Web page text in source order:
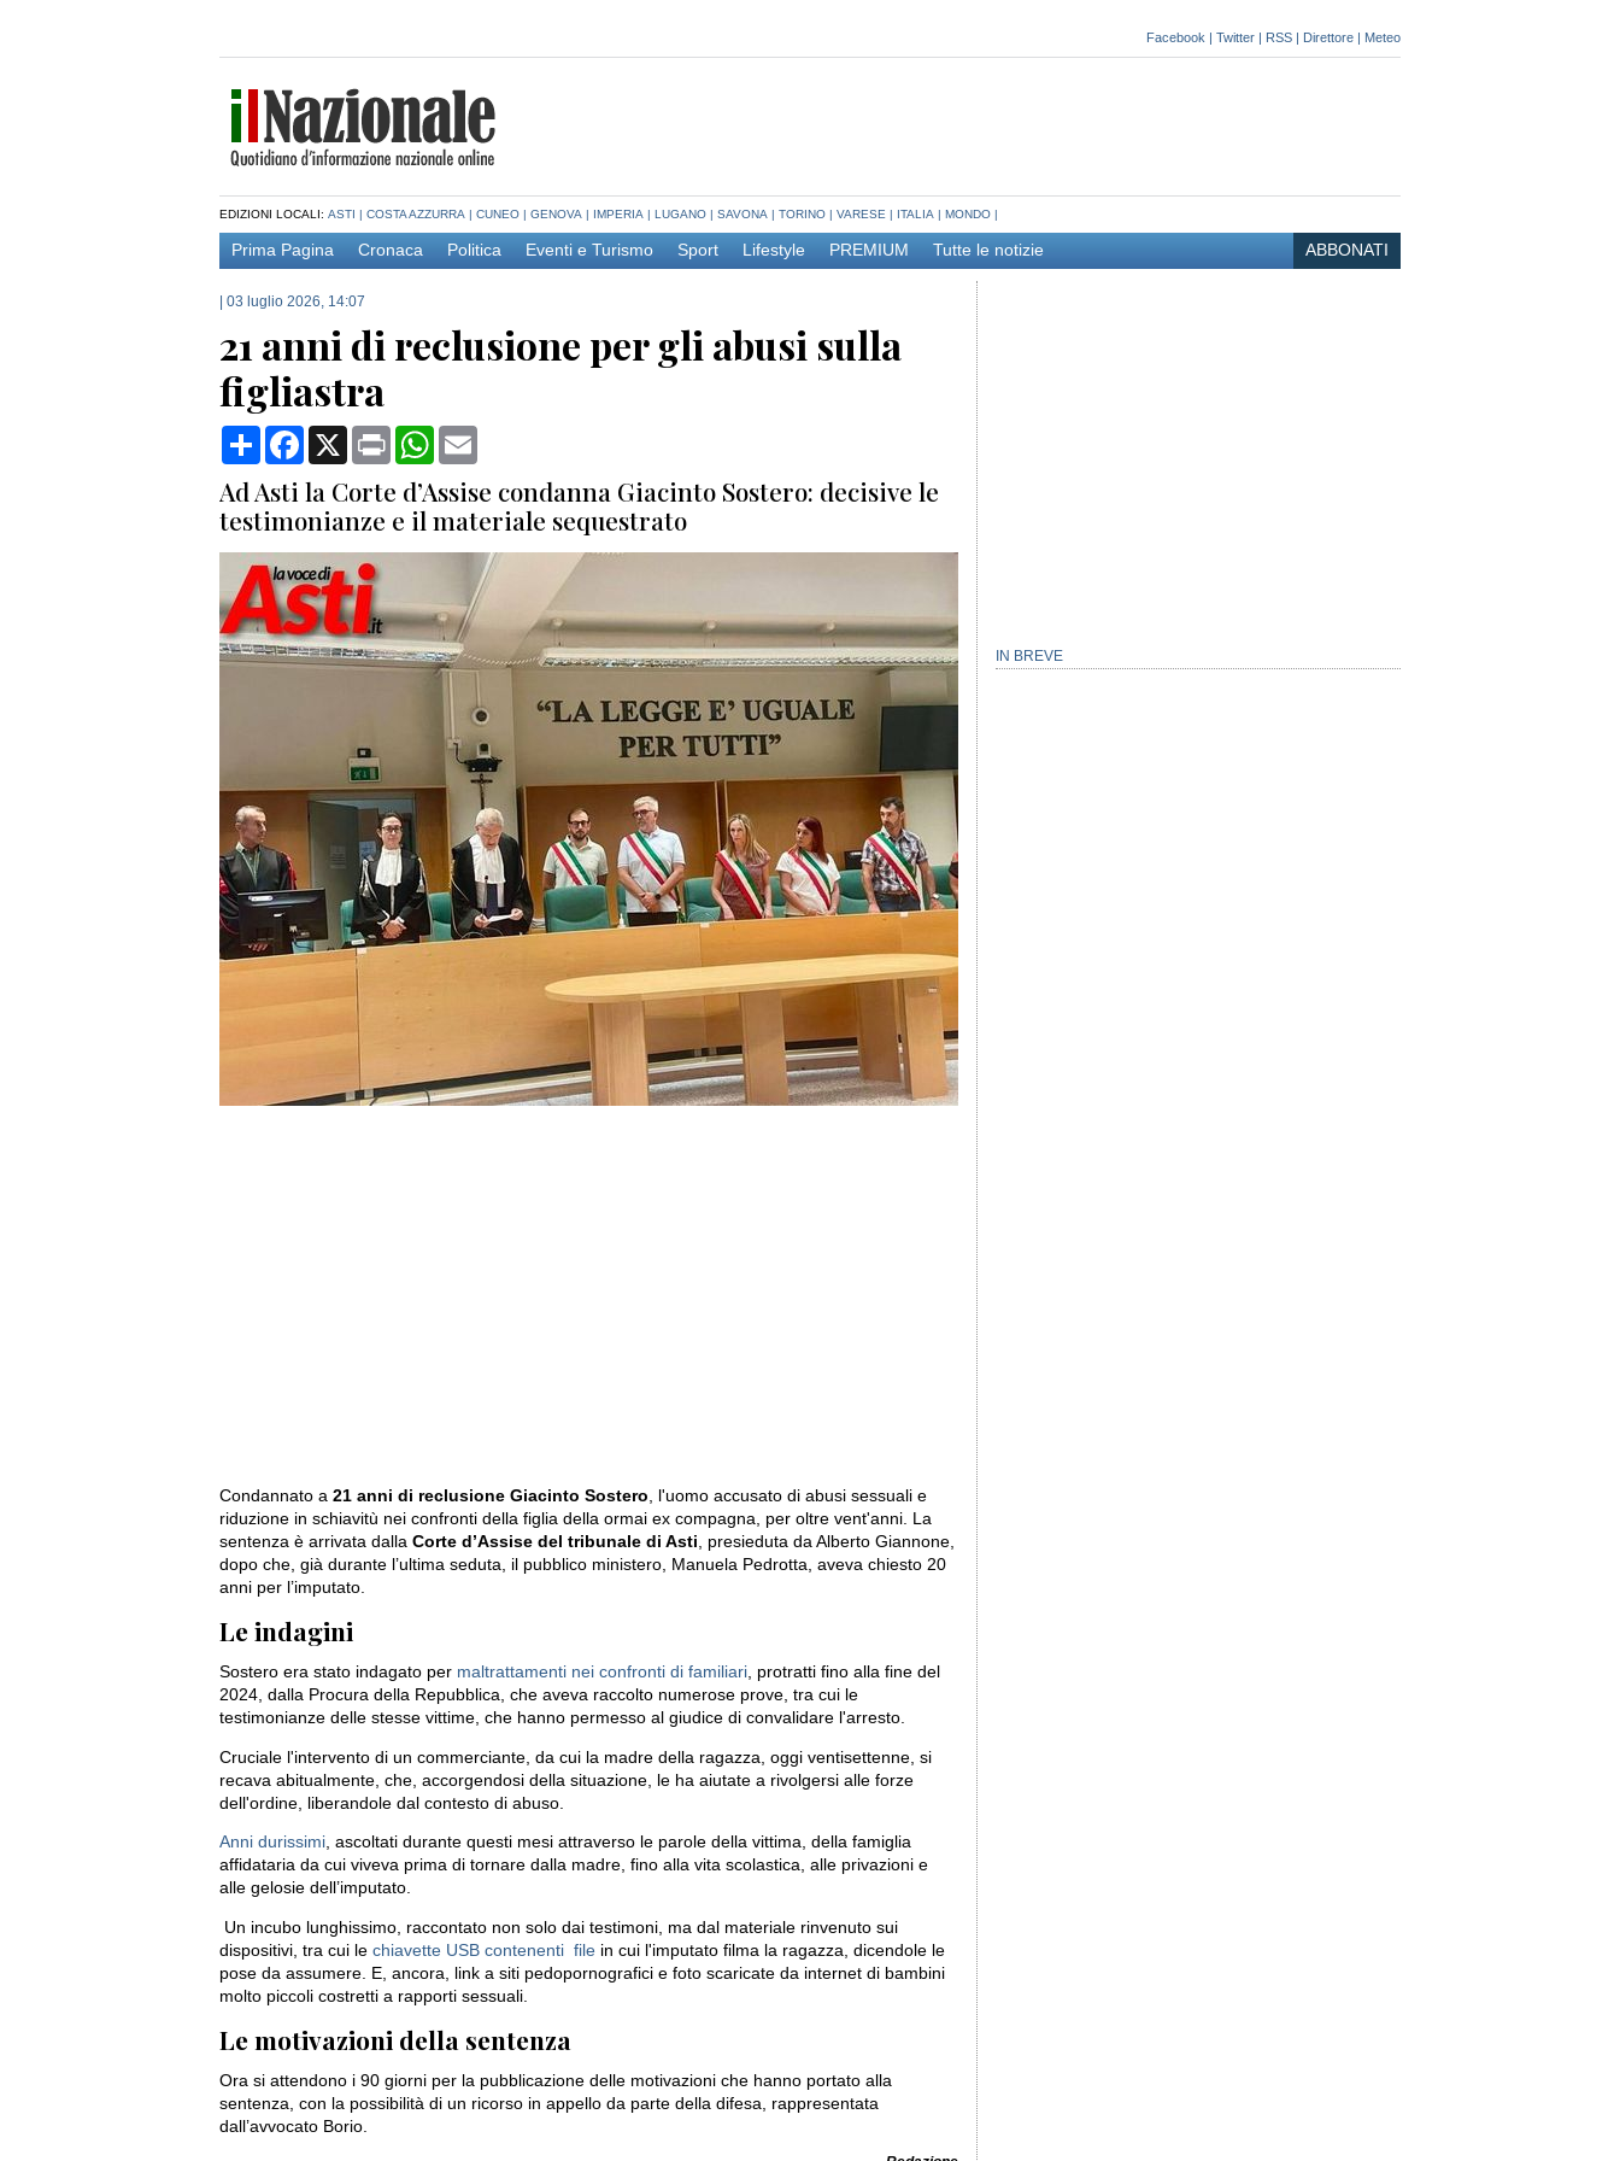
Facebook | Twitter | RSS | Direttore | Meteo
EDIZIONI LOCALI: ASTI | COSTA AZZURRA | CUNEO | GENOVA | IMPERIA | LUGANO | SAVONA | TORINO | VARESE | ITALIA | MONDO |
Prima Pagina Cronaca Politica Eventi e Turismo Sport Lifestyle PREMIUM Tutte le notizie ABBONATI
03 luglio 2026, 14:07
21 anni di reclusione per gli abusi sulla
figliastra
CondividiFacebook
X Print WhatsApp
Ad Asti la Corte d’Assise condanna Giacinto Sostero: decisive le
testimonianze e il materiale sequestrato
Condannato a 21 anni di reclusione Giacinto Sostero, l'uomo accusato di abusi sessuali e
riduzione in schiavitù nei confronti della figlia della ormai ex compagna, per oltre vent'anni. La
sentenza è arrivata dalla Corte d’Assise del tribunale di Asti, presieduta da Alberto Giannone,
dopo che, già durante l’ultima seduta, il pubblico ministero, Manuela Pedrotta, aveva chiesto 20
anni per l’imputato.
Le indagini
Sostero era stato indagato per maltrattamenti nei confronti di familiari, protratti fino alla fine del
2024, dalla Procura della Repubblica, che aveva raccolto numerose prove, tra cui le
testimonianze delle stesse vittime, che hanno permesso al giudice di convalidare l'arresto.
Cruciale l'intervento di un commerciante, da cui la madre della ragazza, oggi ventisettenne, si
recava abitualmente, che, accorgendosi della situazione, le ha aiutate a rivolgersi alle forze
dell'ordine, liberandole dal contesto di abuso.
Anni durissimi, ascoltati durante questi mesi attraverso le parole della vittima, della famiglia
affidataria da cui viveva prima di tornare dalla madre, fino alla vita scolastica, alle privazioni e
alle gelosie dell’imputato.
Un incubo lunghissimo, raccontato non solo dai testimoni, ma dal materiale rinvenuto sui
dispositivi, tra cui le chiavette USB contenenti file in cui l'imputato filma la ragazza, dicendole le
pose da assumere. E, ancora, link a siti pedopornografici e foto scaricate da internet di bambini
molto piccoli costretti a rapporti sessuali.
Le motivazioni della sentenza
Ora si attendono i 90 giorni per la pubblicazione delle motivazioni che hanno portato alla
sentenza, con la possibilità di un ricorso in appello da parte della difesa, rappresentata
dall’avvocato Borio.
IN BREVE